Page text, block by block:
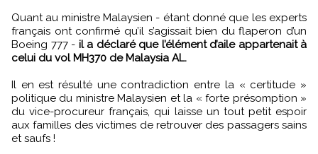
Quant au ministre Malaysien - étant donné que les experts
français ont confirmé qu’il s’agissait bien du flaperon d’un
Boeing 777 - il a déclaré que l’élément d’aile appartenait à
celui du vol MH370 de Malaysia AL.
Il en est résulté une contradiction entre la « certitude »
politique du ministre Malaysien et la « forte présomption »
du vice-procureur français, qui laisse un tout petit espoir
aux familles des victimes de retrouver des passagers sains
et saufs !